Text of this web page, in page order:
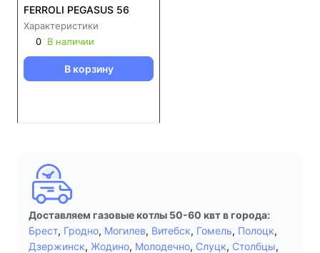
FERROLI PEGASUS 56
Характеристики
0 В наличии
В корзину
Доставляем газовые котлы 50-60 квт в города:
Брест, Гродно, Могилев, Витебск, Гомель, Полоцк,
Дзержинск, Жодино, Молодечно, Слуцк, Столбцы,